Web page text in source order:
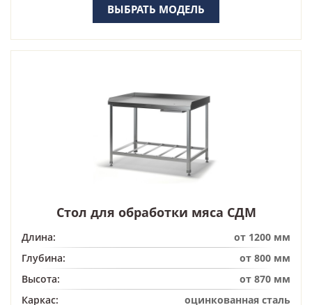
ВЫБРАТЬ МОДЕЛЬ
Стол для обработки мяса СДМ
Длина:
от 1200 мм
Глубина:
от 800 мм
Высота:
от 870 мм
Каркас:
оцинкованная сталь